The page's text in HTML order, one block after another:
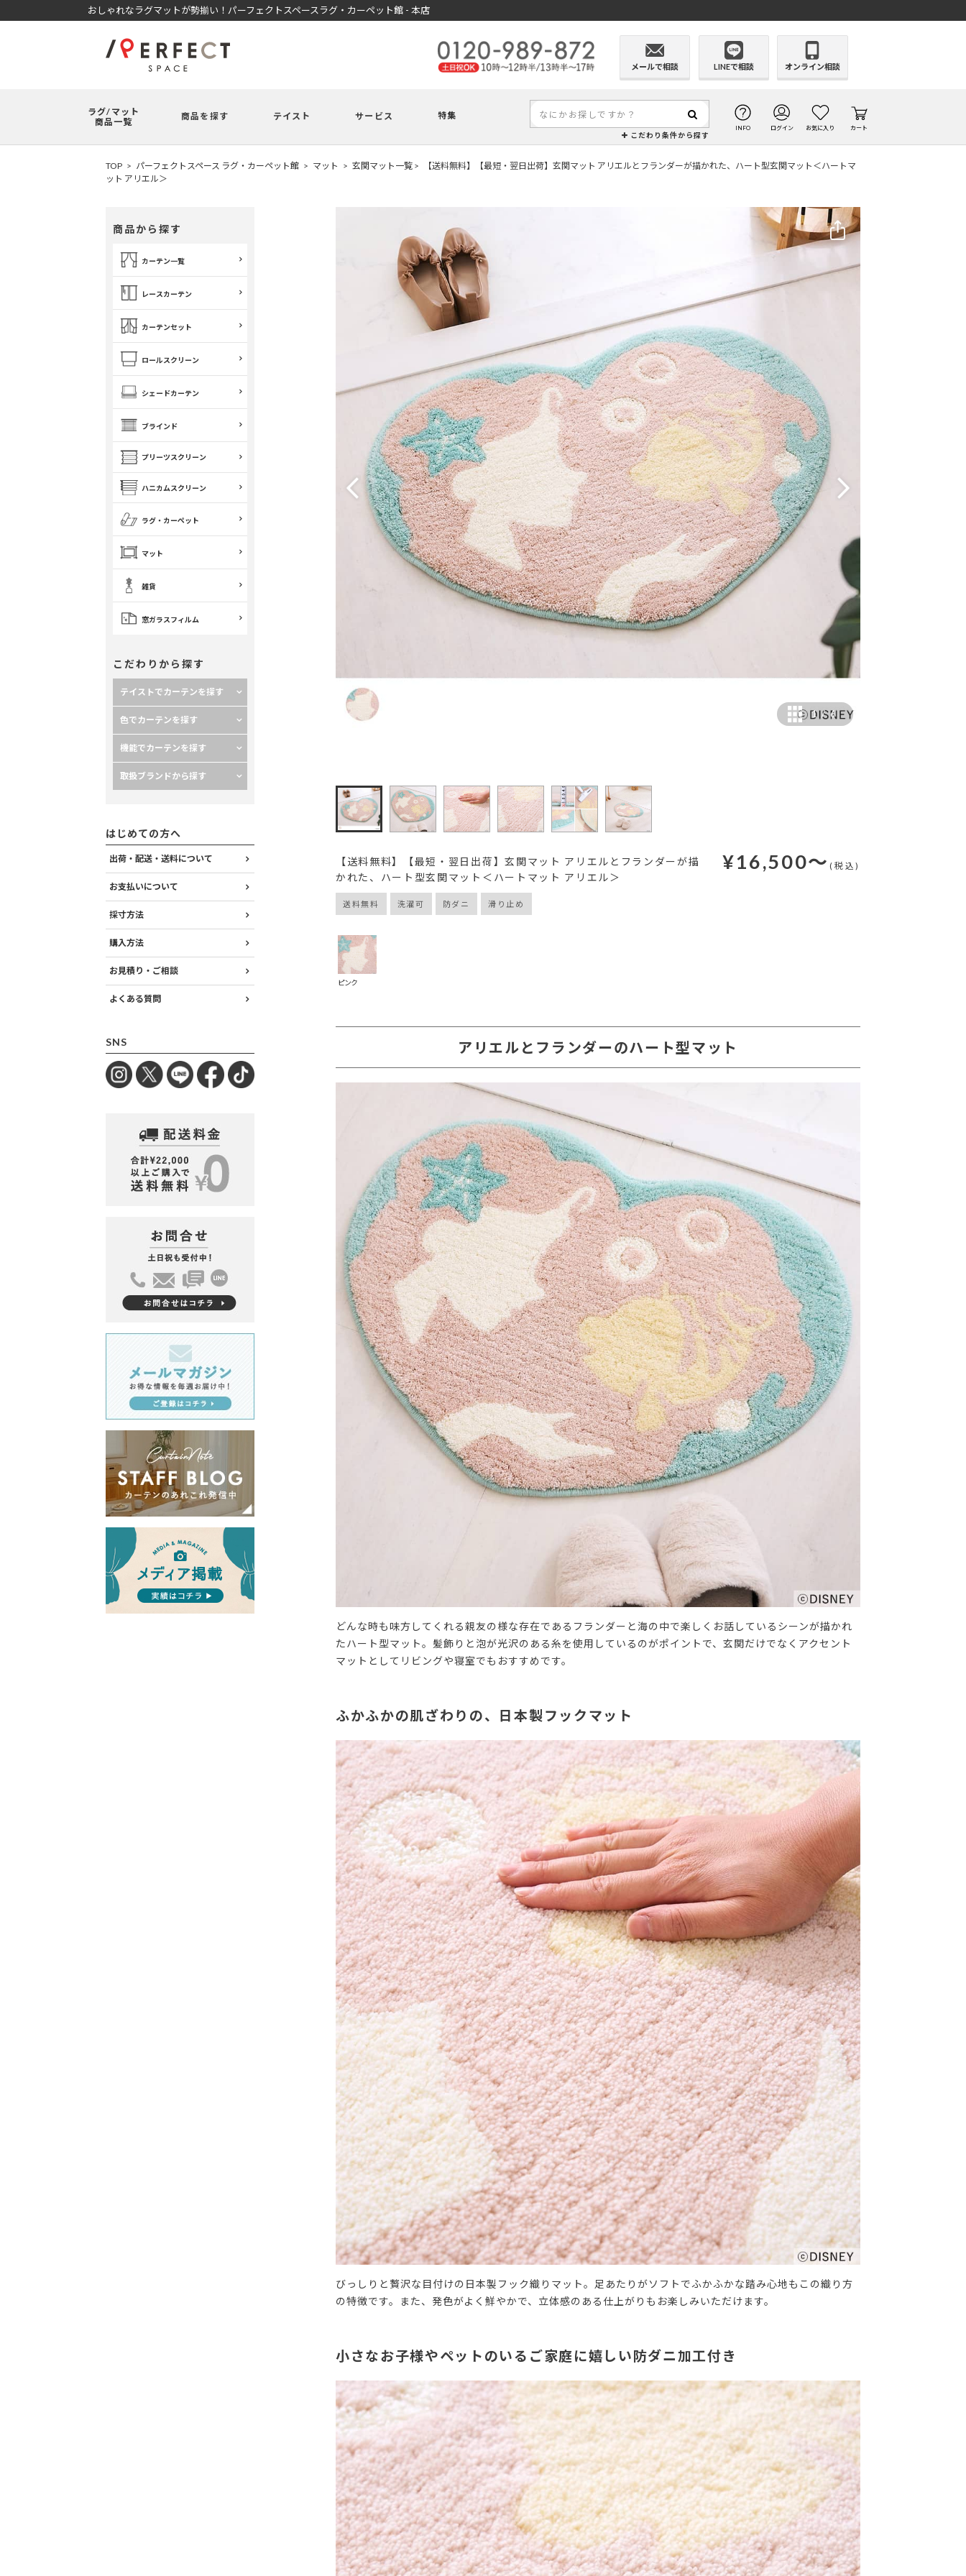
おしゃれなラグマットが勢揃い！パーフェクトスペースラグ・カーペット館 - 本店
メールで相談 LINEで相談 オンライン相談
ラグ/マット
商品一覧
商品を探す テイスト サービス 特集
こだわり条件から探す
INFO ログイン お気に入り カート
TOP パーフェクトスペース ラグ・カーペット館 マット 玄関マット一覧
【送料無料】【最短・翌日出荷】玄関マット アリエルとフランダーが描かれた、ハート型玄関マット＜ハートマ
ット アリエル＞
商品から探す
カーテン一覧
レースカーテン
カーテンセット
ロールスクリーン
シェードカーテン
ブラインド
プリーツスクリーン
ハニカムスクリーン
ラグ・カーペット
マット
雑貨
窓ガラスフィルム
こだわりから探す
テイストでカーテンを探す
色でカーテンを探す
機能でカーテンを探す
取扱ブランドから探す
はじめての方へ
出荷・配送・送料について
お支払いについて
採寸方法
購入方法
お見積り・ご相談
よくある質問
SNS
1/6
【送料無料】【最短・翌日出荷】玄関マット アリエルとフランダーが描
かれた、ハート型玄関マット＜ハートマット アリエル＞
送料無料 洗濯可 防ダニ 滑り止め
¥16,500～(税込)
ピンク
アリエルとフランダーのハート型マット
どんな時も味方してくれる親友の様な存在であるフランダーと海の中で楽しくお話しているシーンが描かれ
たハート型マット。髪飾りと泡が光沢のある糸を使用しているのがポイントで、玄関だけでなくアクセント
マットとしてリビングや寝室でもおすすめです。
ふかふかの肌ざわりの、日本製フックマット
びっしりと贅沢な目付けの日本製フック織りマット。足あたりがソフトでふかふかな踏み心地もこの織り方
の特徴です。また、発色がよく鮮やかで、立体感のある仕上がりもお楽しみいただけます。
小さなお子様やペットのいるご家庭に嬉しい防ダニ加工付き